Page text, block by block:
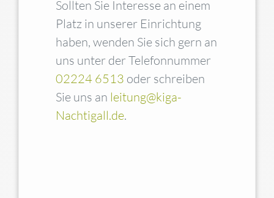
Sollten Sie Interesse an einem
Platz in unserer Einrichtung
haben, wenden Sie sich gern an
uns unter der Telefonnummer
02224 6513 oder schreiben
Sie uns an leitung@kiga-
Nachtigall.de.